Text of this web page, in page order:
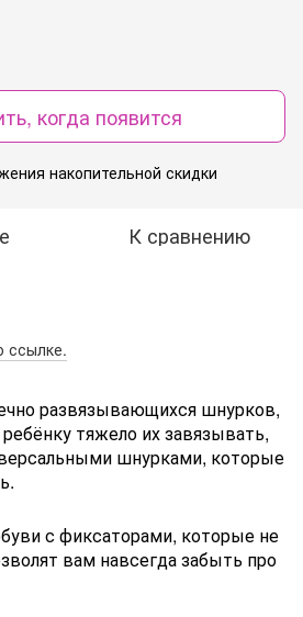
когда появится
накопительной скидки
К сравнению
ссылке.
развязывающихся шнурков,
тяжело их завязывать,
шнурками, которые
с фиксаторами, которые не
вам навсегда забыть про